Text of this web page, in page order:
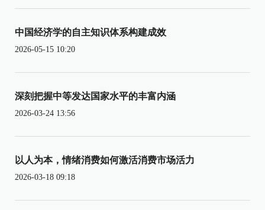
中国经济学的自主知识体系构建成效
2026-05-15 10:20
深刻把握中等发达国家水平的丰富内涵
2026-03-24 13:56
以人为本，情绪消费如何激活消费市场活力
2026-03-18 09:18